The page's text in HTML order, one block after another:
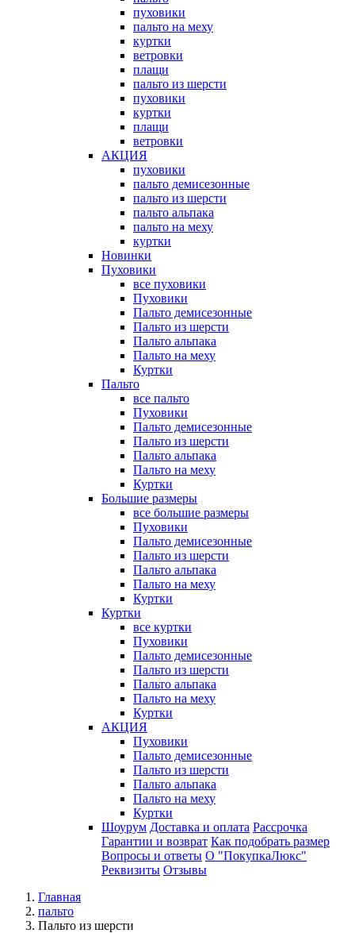
пуховики
пальто на меху
куртки
ветровки
плащи
пальто из шерсти
пуховики
куртки
плащи
ветровки
АКЦИЯ
пуховики
пальто демисезонные
пальто из шерсти
пальто альпака
пальто на меху
куртки
Новинки
Пуховики
все пуховики
Пуховики
Пальто демисезонные
Пальто из шерсти
Пальто альпака
Пальто на меху
Куртки
Пальто
все пальто
Пуховики
Пальто демисезонные
Пальто из шерсти
Пальто альпака
Пальто на меху
Куртки
Большие размеры
все большие размеры
Пуховики
Пальто демисезонные
Пальто из шерсти
Пальто альпака
Пальто на меху
Куртки
Куртки
все куртки
Пуховики
Пальто демисезонные
Пальто из шерсти
Пальто альпака
Пальто на меху
Куртки
АКЦИЯ
Пуховики
Пальто демисезонные
Пальто из шерсти
Пальто альпака
Пальто на меху
Куртки
Шоурум Доставка и оплата Рассрочка
Гарантии и возврат Как подобрать размер
Вопросы и ответы О "ПокупкаЛюкс"
Реквизиты Отзывы
Главная
пальто
Пальто из шерсти